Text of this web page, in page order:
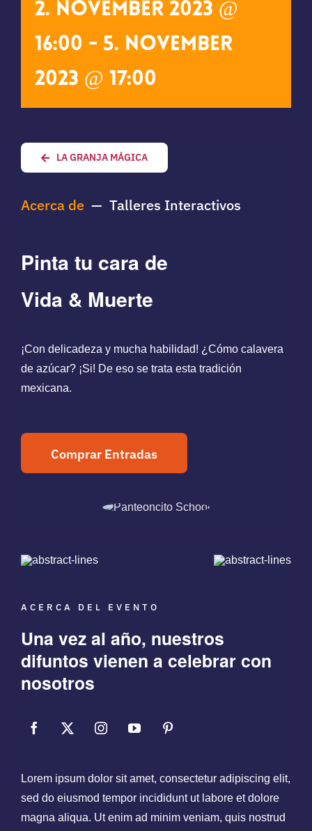
2. November 2023 @
16:00 - 5. November
2023 @ 17:00
LA GRANJA MÁGICA
Acerca de— Talleres Interactivos
Pinta tu cara de
Vida & Muerte
¡Con delicadeza y mucha habilidad! ¿Cómo calavera
de azúcar? ¡Si! De eso se trata esta tradición
mexicana.
Comprar Entradas
ACERCA DEL EVENTO
Una vez al año, nuestros
difuntos vienen a celebrar con
nosotros
Lorem ipsum dolor sit amet, consectetur adipiscing elit,
sed do eiusmod tempor incididunt ut labore et dolore
magna aliqua. Ut enim ad minim veniam, quis nostrud